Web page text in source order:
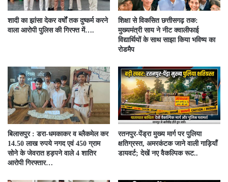
शादी का झांसा देकर वर्षों तक दुष्कर्म करने
वाला आरोपी पुलिस की गिरफ्त में….
शिक्षा से विकसित छत्तीसगढ़ तक:
मुख्यमंत्री साय ने नीट क्वालीफाई
विद्यार्थियों के साथ साझा किया भविष्य का
रोडमैप
बिलासपुर : डरा-धमकाकर व ब्लैकमेल कर
14.50 लाख रुपये नगद एवं 450 ग्राम
सोने के जेवरात हड़पने वाले 4 शातिर
आरोपी गिरफ्तार…
रतनपुर-पेंड्रा मुख्य मार्ग पर पुलिया
क्षतिग्रस्त, अमरकंटक जाने वाली गाड़ियाँ
डायवर्ट; देखें नए वैकल्पिक रूट..